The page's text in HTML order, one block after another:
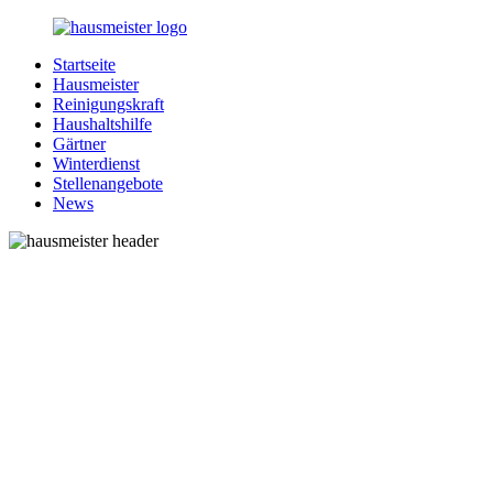
Zurück
Inhalt
Hausmeister.de
Alles
rund
Ihren
Haushalt
Startseite
Hausmeister
Reinigungskraft
Haushaltshilfe
Gärtner
Winterdienst
Stellenangebote
News